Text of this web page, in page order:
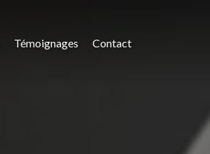
Témoignages Contact